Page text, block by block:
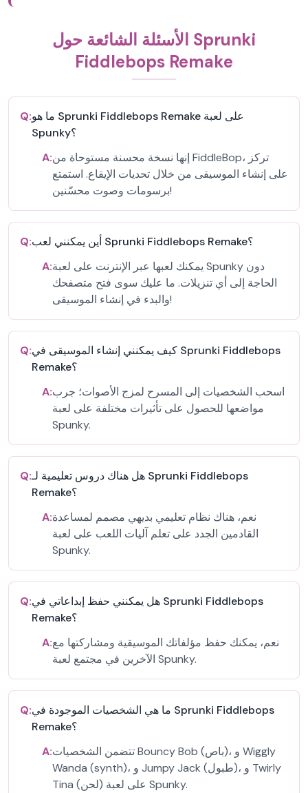
الأسئلة الشائعة حول Sprunki
Fiddlebops Remake
Q:ما هو Sprunki Fiddlebops Remake على لعبة
Spunky؟
A:إنها نسخة محسنة مستوحاة من FiddleBop، تركز
على إنشاء الموسيقى من خلال تحديات الإيقاع. استمتع
برسومات وصوت محسّنين!
Q:
أين يمكنني لعب Sprunki Fiddlebops Remake؟
A:يمكنك لعبها عبر الإنترنت على لعبة Spunky دون
الحاجة إلى أي تنزيلات. ما عليك سوى فتح متصفحك
والبدء في إنشاء الموسيقى!
Q:كيف يمكنني إنشاء الموسيقى في Sprunki Fiddlebops
Remake؟
A:اسحب الشخصيات إلى المسرح لمزج الأصوات؛ جرب
مواضعها للحصول على تأثيرات مختلفة على لعبة
Spunky.
Q:هل هناك دروس تعليمية لـ Sprunki Fiddlebops
Remake؟
A:نعم، هناك نظام تعليمي بديهي مصمم لمساعدة
القادمين الجدد على تعلم آليات اللعب على لعبة
Spunky.
Q:هل يمكنني حفظ إبداعاتي في Sprunki Fiddlebops
Remake؟
A:نعم، يمكنك حفظ مؤلفاتك الموسيقية ومشاركتها مع
الآخرين في مجتمع لعبة Spunky.
Q:ما هي الشخصيات الموجودة في Sprunki Fiddlebops
Remake؟
A:تتضمن الشخصيات Bouncy Bob (باص)، و Wiggly
Wanda (synth)، و Jumpy Jack (طبول)، و Twirly
Tina (لحن) على لعبة Spunky.